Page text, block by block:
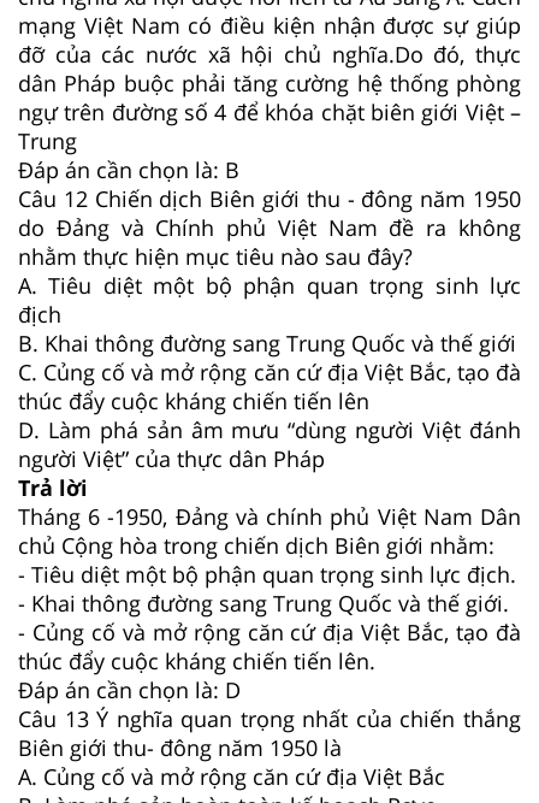
mạng Việt Nam có điều kiện nhận được sự giúp
đỡ của các nước xã hội chủ nghĩa.Do đó, thực
dân Pháp buộc phải tăng cường hệ thống phòng
ngự trên đường số 4 để khóa chặt biên giới Việt –
Trung
Đáp án cần chọn là: B
Câu 12 Chiến dịch Biên giới thu - đông năm 1950
do Đảng và Chính phủ Việt Nam đề ra không
nhằm thực hiện mục tiêu nào sau đây?
A. Tiêu diệt một bộ phận quan trọng sinh lực
địch
B. Khai thông đường sang Trung Quốc và thế giới
C. Củng cố và mở rộng căn cứ địa Việt Bắc, tạo đà
thúc đẩy cuộc kháng chiến tiến lên
D. Làm phá sản âm mưu “dùng người Việt đánh
người Việt” của thực dân Pháp
Trả lời
Tháng 6 -1950, Đảng và chính phủ Việt Nam Dân
chủ Cộng hòa trong chiến dịch Biên giới nhằm:
- Tiêu diệt một bộ phận quan trọng sinh lực địch.
- Khai thông đường sang Trung Quốc và thế giới.
- Củng cố và mở rộng căn cứ địa Việt Bắc, tạo đà
thúc đẩy cuộc kháng chiến tiến lên.
Đáp án cần chọn là: D
Câu 13Ý nghĩa quan trọng nhất của chiến thắng
Biên giới thu- đông năm 1950 là
A. Củng cố và mở rộng căn cứ địa Việt Bắc